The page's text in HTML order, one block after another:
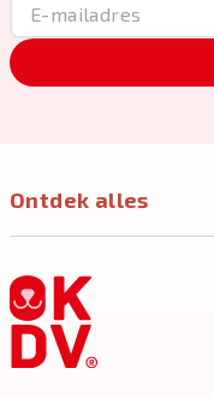
Ontdek alles